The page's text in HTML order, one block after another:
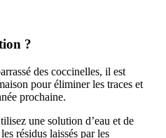
?
des coccinelles, il est
pour éliminer les traces et
prochaine.
une solution d’eau et de
résidus laissés par les